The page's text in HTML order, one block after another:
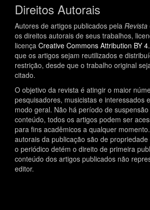
Direitos Autorais
Autores de artigos publicados pela Revista
os direitos autorais de seus trabalhos,
licença Creative Commons Attribution BY
que os artigos sejam reutilizados e
restrição, desde que o trabalho original
citado.
O objetivo da revista é atingir o maior
pesquisadores, musicistas e interessados
modo geral. Não há período de
conteúdo, todos os artigos podem ser
para fins acadêmicos a qualquer
autorais da publicação são de
o periódico detém o direito de primeira
conteúdo dos artigos publicados não
editor.